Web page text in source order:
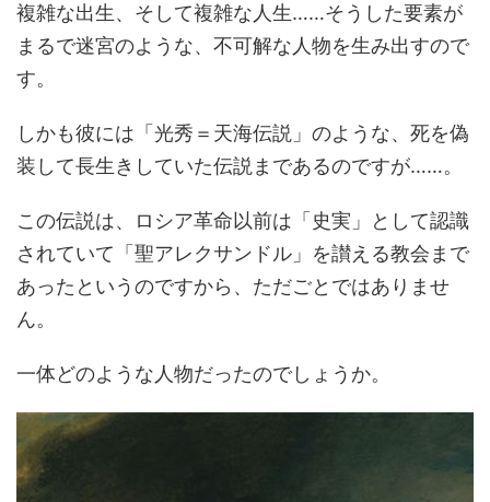
複雑な出生、そして複雑な人生……そうした要素が
まるで迷宮のような、不可解な人物を生み出すので
す。
しかも彼には「光秀＝天海伝説」のような、死を偽
装して長生きしていた伝説まであるのですが……。
この伝説は、ロシア革命以前は「史実」として認識
されていて「聖アレクサンドル」を讃える教会まで
あったというのですから、ただごとではありませ
ん。
一体どのような人物だったのでしょうか。